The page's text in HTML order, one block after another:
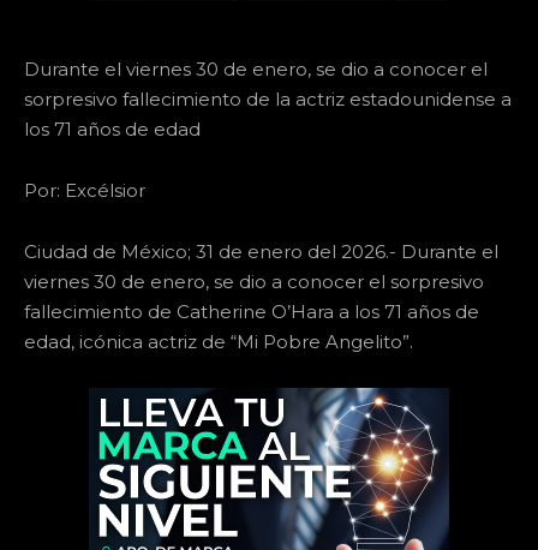
Durante el viernes 30 de enero, se dio a conocer el
sorpresivo fallecimiento de la actriz estadounidense a
los 71 años de edad
Por: Excélsior
Ciudad de México; 31 de enero del 2026.- Durante el
viernes 30 de enero, se dio a conocer el sorpresivo
fallecimiento de Catherine O’Hara a los 71 años de
edad, icónica actriz de “Mi Pobre Angelito”.